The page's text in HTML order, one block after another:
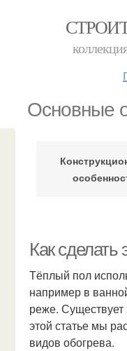
Основные
Как
Тёплый пол
например в
реже. Существует
этой статье мы
видов обогрева.